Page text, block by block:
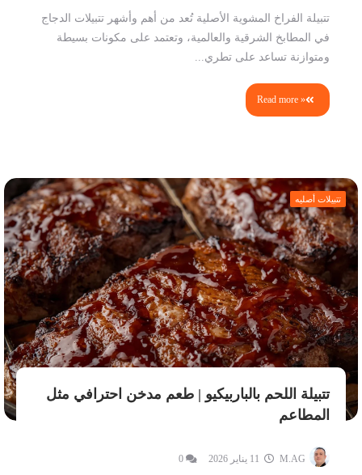
تتبيلة الفراخ المشوية الأصلية تُعد من أهم وأشهر تتبيلات الدجاج
في المطابخ الشرقية والعالمية، وتعتمد على مكونات بسيطة
ومتوازنة تساعد على تطري...
Read more »
تتبيلات أصليه
تتبيلة اللحم بالباربيكيو | طعم مدخن احترافي مثل
المطاعم
M.AG
0